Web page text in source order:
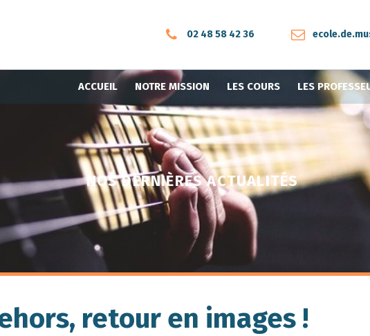
02 48 58 42 36
ACCUEIL NOTRE MISSION LES COURS LES
NOS DERNIÈRES ACTUALITÉS
retour en images !